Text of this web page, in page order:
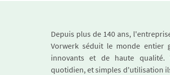
Depuis plus de 140 ans,
Vorwerk séduit le monde entier
innovants et de haute qualité.
quotidien, et simples d'utilisation